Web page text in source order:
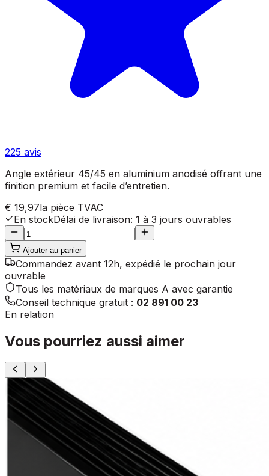
225 avis
Angle extérieur 45/45 en aluminium anodisé offrant une
finition premium et facile d’entretien.
€ 19,97la pièce TVAC
En stockDélai de livraison: 1 à 3 jours ouvrables
Ajouter au panier
Commandez avant 12h, expédié le prochain jour
ouvrable
Tous les matériaux de marques A avec garantie
Conseil technique gratuit : 02 891 00 23
En relation
Vous pourriez aussi aimer